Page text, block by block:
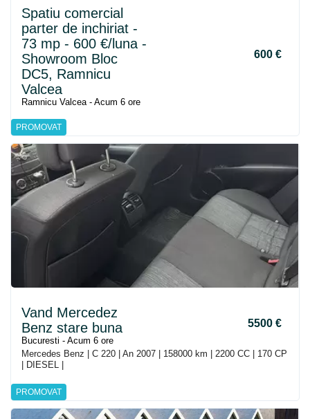
PROMOVAT
Spatiu comercial
parter de inchiriat -
73 mp - 600 €/luna -
Showroom Bloc
DC5, Ramnicu
Valcea
600 €
Ramnicu Valcea - Acum 6 ore
PROMOVAT
Vand Mercedez
Benz stare buna
5500 €
Bucuresti - Acum 6 ore
Mercedes Benz | C 220 | An 2007 | 158000 km | 2200 CC | 170 CP
| DIESEL |